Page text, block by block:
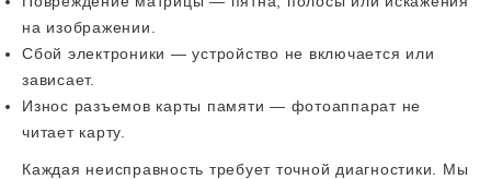
на изображении.
Сбой электроники — устройство не включается или
зависает.
Износ разъемов карты памяти — фотоаппарат не
читает карту.
Каждая неисправность требует точной диагностики. Мы